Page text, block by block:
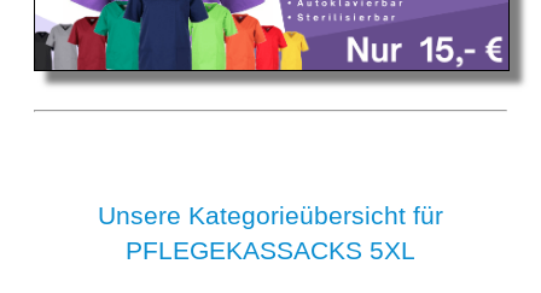
Unsere Kategorieübersicht für
PFLEGEKASSACKS 5XL